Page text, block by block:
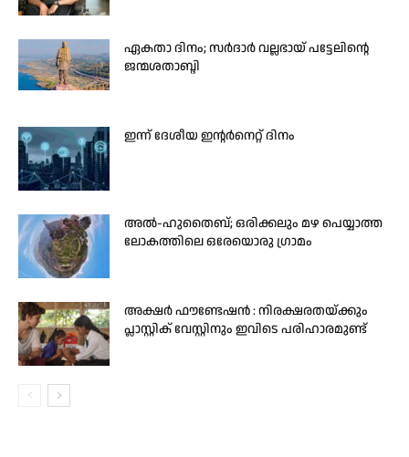
ഏകതാ ദിനം; സർദാർ വല്ലഭായ് പട്ടേലിന്റെ
ജന്മശതാബ്ദി
ഇന്ന് ദേശീയ ഇന്റർനെറ്റ് ദിനം
അൽ-ഹുതൈബ്; ഒരിക്കലും മഴ പെയ്യാത്ത
ലോകത്തിലെ ഒരേയൊരു ഗ്രാമം
അക്ഷർ ഫൗണ്ടേഷൻ : നിരക്ഷരതയ്ക്കും
പ്ലാസ്റ്റിക് വേസ്റ്റിനും ഇവിടെ പരിഹാരമുണ്ട്